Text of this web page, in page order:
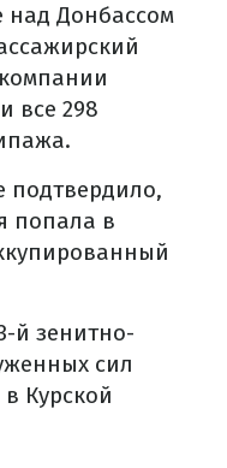
над Донбассом
все 298
подтвердило,
попала в
й зенитно-
сил
Курской